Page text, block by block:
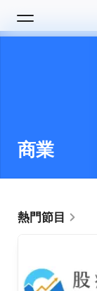
商業
熱門節目